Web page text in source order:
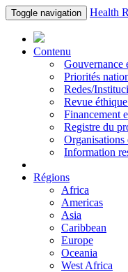
Toggle navigation Health
Contenu
Gouvernance
Priorités
Redes/
Revue
Financement
Registre du
Organisations
Information
Régions
Africa
Americas
Asia
Caribbean
Europe
Oceania
West Africa